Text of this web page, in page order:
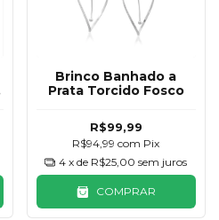
Brinco Banhado a
Prata Torcido Fosco
R$99,99
R$94,99com Pix
4 x de R$25,00 sem juros
COMPRAR